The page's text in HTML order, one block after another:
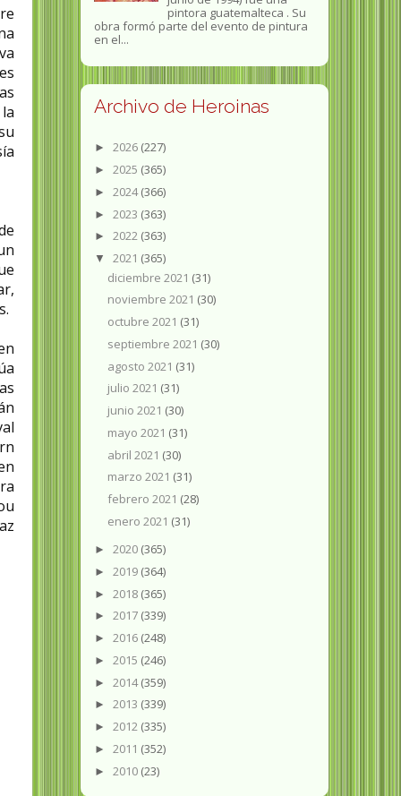
pintora guatemalteca . Su
obra formó parte del evento de pintura
en el...
Archivo de Heroinas
► 2026 (227)
► 2025 (365)
► 2024(366)
► 2023 (363)
► 2022 (363)
▼ 2021 (365)
diciembre 2021 (31)
noviembre 2021 (30)
octubre 2021 (31)
septiembre 2021 (30)
agosto 2021 (31)
julio 2021 (31)
junio 2021 (30)
mayo 2021 (31)
abril 2021 (30)
marzo 2021 (31)
febrero 2021 (28)
enero 2021 (31)
► 2020 (365)
► 2019 (364)
► 2018 (365)
► 2017 (339)
► 2016 (248)
► 2015 (246)
► 2014(359)
► 2013 (339)
► 2012 (335)
► 2011 (352)
► 2010 (23)